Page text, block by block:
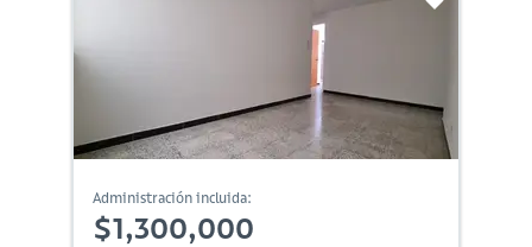
Administración incluida:
$1,300,000